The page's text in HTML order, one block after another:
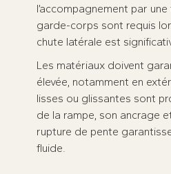
l’accompagnement par
garde-corps sont requis
chute latérale est
Les matériaux doivent
élevée, notamment en
lisses ou glissantes sont
de la rampe, son ancrage
rupture de pente
fluide.